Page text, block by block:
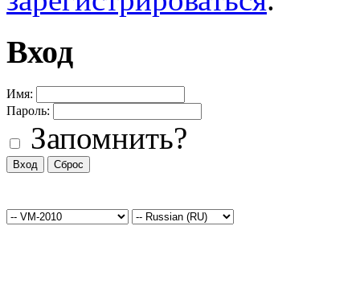
Вход
Имя:
Пароль:
Запомнить?